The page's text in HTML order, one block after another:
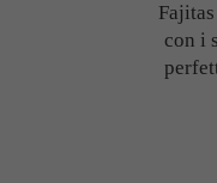
con i